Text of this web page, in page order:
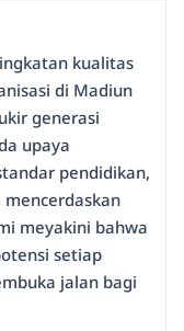
kualitas
di Madiun
generasi
upaya
pendidikan,
meyakini bahwa
setiap
jalan bagi